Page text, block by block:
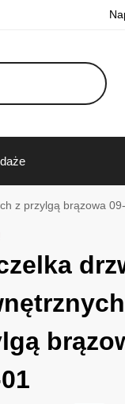
z przylgą brązowa